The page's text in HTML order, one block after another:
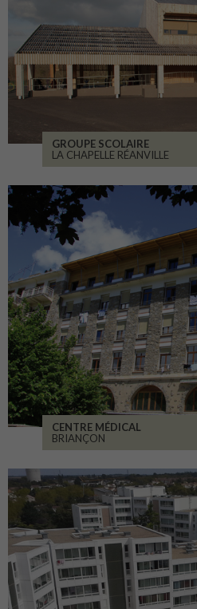
GROUPE SCOLAIRE
LA CHAPELLE RÉANVILLE
CENTRE MÉDICAL
BRIANÇON